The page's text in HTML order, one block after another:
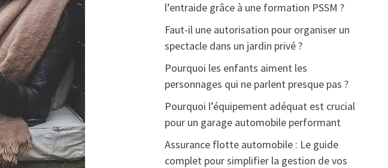
l’entraide grâce à une formation PSSM ?
Faut-il une autorisation pour organiser un
spectacle dans un jardin privé ?
Pourquoi les enfants aiment les
personnages qui ne parlent presque pas ?
Pourquoi l’équipement adéquat est crucial
pour un garage automobile performant
Assurance flotte automobile : Le guide
complet pour simplifier la gestion de vos